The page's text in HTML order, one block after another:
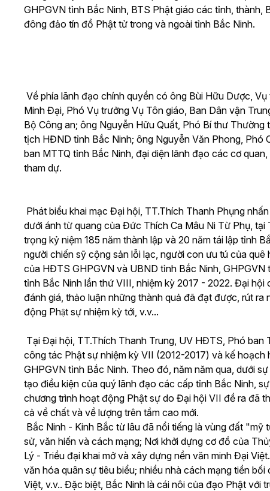
GHPGVN tỉnh Bắc Ninh, BTS Phật giáo các tỉnh,
đông đảo tín đồ Phật tử trong và ngoài tỉnh Bắc Ninh.
Về phía lãnh đạo chính quyền có ông Bùi Hữu Dược,
Minh Đại, Phó Vụ trưởng Vụ Tôn giáo, Ban Dân vận
Bộ Công an; ông Nguyễn Hữu Quất, Phó Bí thư
tịch HĐND tỉnh Bắc Ninh; ông Nguyễn Văn Phong, Phó
ban MTTQ tỉnh Bắc Ninh, đại diện lãnh đạo các cơ
tham dự.
Phát biểu khai mạc Đại hội, TT.Thích Thanh Phụng
dưới ánh từ quang của Đức Thích Ca Mâu Ni Từ Phụ,
trọng kỷ niệm 185 năm thành lập và 20 năm tái lập tỉnh
người chiến sỹ cộng sản lỗi lạc, người con ưu tú của
của HĐTS GHPGVN và UBND tỉnh Bắc Ninh,
tỉnh Bắc Ninh lần thứ VIII, nhiệm kỳ 2017 - 2022. Đại
đánh giá, thảo luận những thành quả đã đạt được, rút
động Phật sự nhiệm kỳ tới, v.v...
Tại Đại hội, TT.Thích Thanh Trung, UV HĐTS, Phó
công tác Phật sự nhiệm kỳ VII (2012-2017) và kế
GHPGVN tỉnh Bắc Ninh. Theo đó, năm năm qua, dưới
tạo điều kiện của quý lãnh đạo các cấp tỉnh Bắc Ninh,
chương trình hoạt động Phật sự do Đại hội VII đề ra đã
cả về chất và về lượng trên tầm cao mới.
Bắc Ninh - Kinh Bắc từ lâu đã nổi tiếng là vùng đất
sử, văn hiến và cách mạng; Nơi khởi dựng cơ đồ của
Lý - Triều đại khai mở và xây dựng nền văn minh Đại
văn hóa quân sự tiêu biểu; nhiều nhà cách mạng tiền
Việt, v.v.. Đặc biệt, Bắc Ninh là cái nôi của đạo Phật với